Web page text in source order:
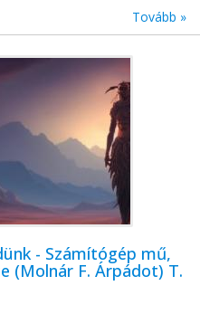
Tovább »
- Számítógép mű,
(Molnár F. Árpádot) T.